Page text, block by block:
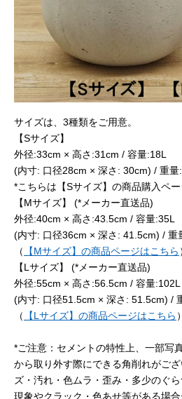
サイズは、3種類をご用意。
【Sサイズ】
外径:33cm × 高さ:31cm / 容量:18L
(内寸: 口径28cm × 深さ: 30cm) / 重量
*こちらは【Sサイズ】の商品購入ペー
【Mサイズ】 (*メーカー直送品)
外径:40cm × 高さ:43.5cm / 容量:35L
(内寸: 口径36cm × 深さ: 41.5cm) / 重
（
【Mサイズ】の商品ページはこちら
【Lサイズ】 (*メーカー直送品)
外径:55cm × 高さ:56.5cm / 容量:102L
(内寸: 口径51.5cm × 深さ: 51.5cm) /
（
【Lサイズ】の商品ページはこちら ）
*ご注意：セメントの特性上、一部写
から取り外す際にできる角削れがご
ズ・汚れ・色ムラ・歪み・多少のぐ
現象やクラック・色あせ等がある場